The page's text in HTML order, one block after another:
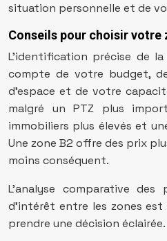
situation personnelle et de
Conseils pour choisir votre
L’identification précise de
compte de votre budget,
d’espace et de votre
malgré un PTZ plus
immobiliers plus élevés et
Une zone B2 offre des prix
moins conséquent.
L’analyse comparative
d’intérêt entre les zones
prendre une décision éclairée.